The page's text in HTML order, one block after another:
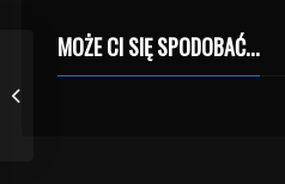
MOŻE CI SIĘ SPODOBAĆ...